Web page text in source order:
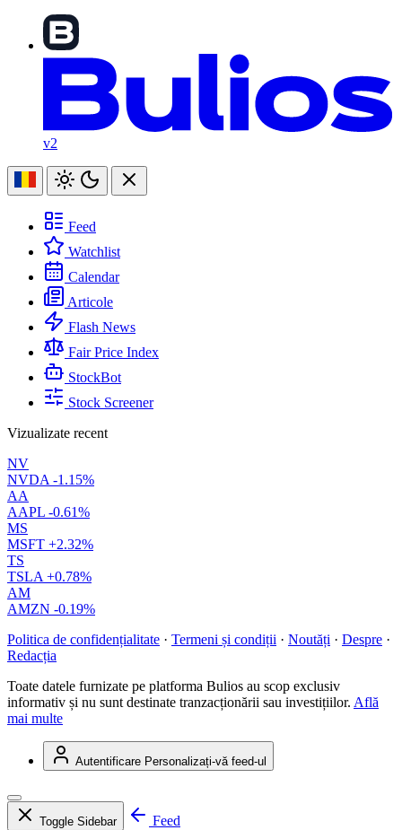
v2
Feed
Watchlist
Calendar
Articole
Flash News
Fair Price Index
StockBot
Stock Screener
Vizualizate recent
NV
NVDA -1.15%
AA
AAPL -0.61%
MS
MSFT +2.32%
TS
TSLA +0.78%
AM
AMZN -0.19%
Politica de confidențialitate · Termeni și condiții · Noutăți · Despre ·
Redacția
Toate datele furnizate pe platforma Bulios au scop exclusiv
informativ și nu sunt destinate tranzacționării sau investițiilor. Află
mai multe
Autentificare Personalizați-vă feed-ul
Toggle Sidebar
Feed